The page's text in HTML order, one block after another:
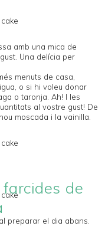
amb una mica de
Una delícia per
menuts de casa,
o si hi voleu donar
o taronja. Ah! I les
al vostre gust! De
moscada i la vainilla.
preparar el dia abans.
de